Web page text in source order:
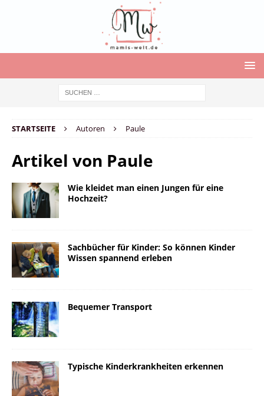
STARTSEITE Autoren Paule
Artikel von Paule
Wie kleidet man einen Jungen für eine
Hochzeit?
Sachbücher für Kinder: So können Kinder
Wissen spannend erleben
Bequemer Transport
Typische Kinderkrankheiten erkennen